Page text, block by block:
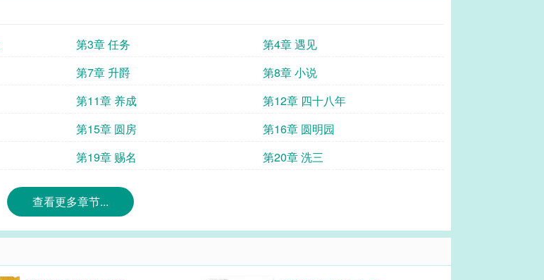
第3章 任务
第4章 遇见
第7章 升爵
第8章 小说
第11章 养成
第12章 四十八年
第15章 圆房
第16章 圆明园
第19章 赐名 第20章 洗三
查看更多章节...